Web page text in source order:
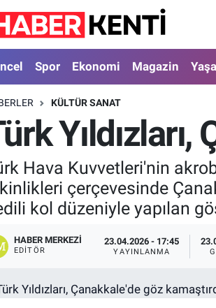
Spor Ekonomi Magazin
KÜLTÜR SANAT
Hava Kuvvetleri'nin
çerçevesinde
kol düzeniyle yapılan
HABER MERKEZI
EDITÖR
23.04.2026 - 17:45
YAYINLANMA
Vakitleri
Durumu ve Fikstür